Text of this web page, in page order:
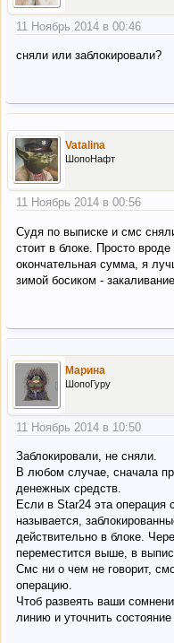
11 Ноябрь 2014 в 00:46
сняли или заблокировали?
Vatalina
ШопоНафт
11 Ноябрь 2014 в 00:56
Судя по выписке и смс
стоит в блоке. Просто
окончательная сумма, я
зимой босиком -
Марина
ШопоГуру
11 Ноябрь 2014 в 10:50
Заблокировали, не сняли.
В любом случае, сначала
денежных средств.
Если в Star24 эта операция
называется,
действительно в блоке.
переместится выше, в
Смс ни о чем не говорит,
операцию.
Чтоб развеять ваши
линию и уточнить